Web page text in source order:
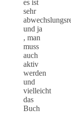
es ist
sehr
und ja
, man
muss
auch
aktiv
werden
und
vielleicht
das
Buch